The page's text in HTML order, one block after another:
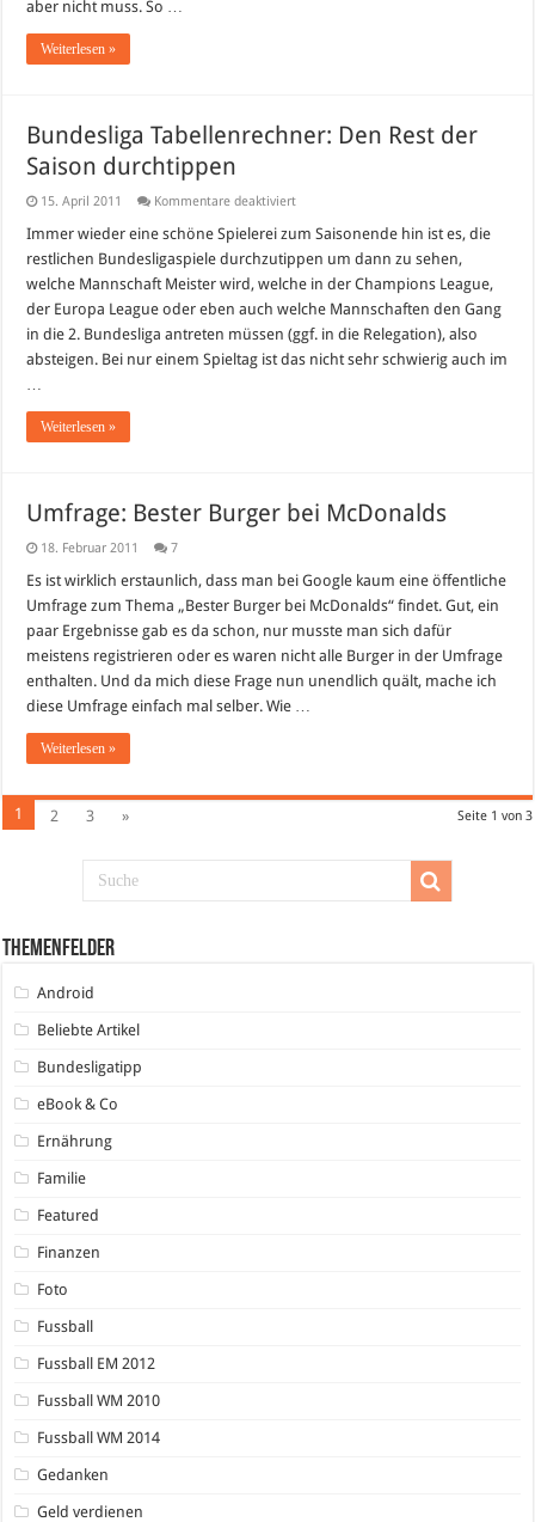
aber nicht muss. So …
Weiterlesen »
Bundesliga Tabellenrechner: Den Rest der
Saison durchtippen
15. April 2011 Kommentare deaktiviertfür
Tabellenrechner:
Rest
der
Saison
durchtippen
Immer wieder eine schöne Spielerei zum Saisonende hin ist es, die
restlichen Bundesligaspiele durchzutippen um dann zu sehen,
welche Mannschaft Meister wird, welche in der Champions League,
der Europa League oder eben auch welche Mannschaften den Gang
in die 2. Bundesliga antreten müssen (ggf. in die Relegation), also
absteigen. Bei nur einem Spieltag ist das nicht sehr schwierig auch im
Weiterlesen »
Umfrage: Bester Burger bei McDonalds
18. Februar 2011 7
Es ist wirklich erstaunlich, dass man bei Google kaum eine öffentliche
Umfrage zum Thema „Bester Burger bei McDonalds“ findet. Gut, ein
paar Ergebnisse gab es da schon, nur musste man sich dafür
meistens registrieren oder es waren nicht alle Burger in der Umfrage
enthalten. Und da mich diese Frage nun unendlich quält, mache ich
diese Umfrage einfach mal selber. Wie …
Weiterlesen »
Seite 1 von 3
1 2 3 »
Themenfelder
Android
Beliebte Artikel
Bundesligatipp
eBook & Co
Ernährung
Familie
Featured
Finanzen
Foto
Fussball
Fussball EM 2012
Fussball WM 2010
Fussball WM 2014
Gedanken
Geld verdienen